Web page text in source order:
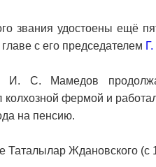
звания удостоены ещё
с его председателем
С. Мамедов
колхозной фермой и
на пенсию.
Ждановского (с